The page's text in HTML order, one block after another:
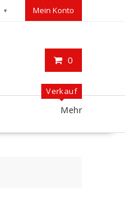
▼ Mein Konto
0
Verkauf
Mehr